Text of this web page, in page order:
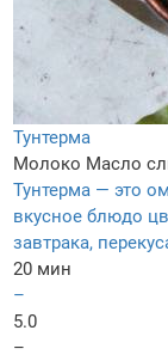
Тунтерма
Молоко Масло
Тунтерма — это
вкусное блюдо
завтрака,
20 мин
–
5.0
–